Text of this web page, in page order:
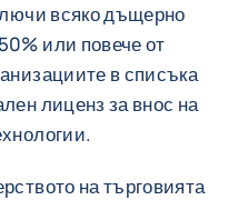
всяко дъщерно
или повече от
в списъка
лиценз за внос на
на търговията